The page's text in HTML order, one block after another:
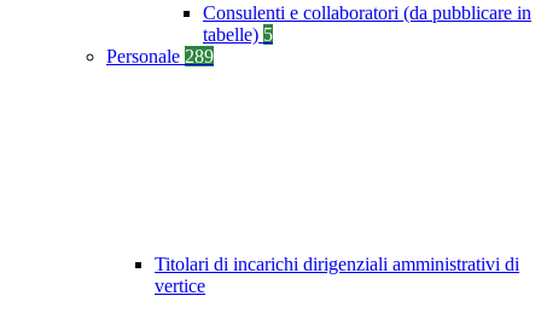
Consulenti e collaboratori (da pubblicare in
tabelle) 5
Personale 289
Titolari di incarichi dirigenziali amministrativi di
vertice